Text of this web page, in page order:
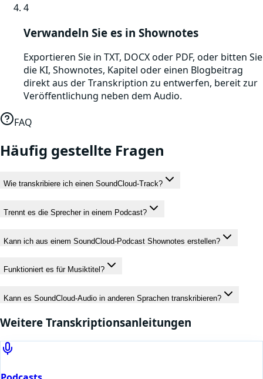
4
Verwandeln Sie es in Shownotes
Exportieren Sie in TXT, DOCX oder PDF, oder bitten Sie
die KI, Shownotes, Kapitel oder einen Blogbeitrag
direkt aus der Transkription zu entwerfen, bereit zur
Veröffentlichung neben dem Audio.
FAQ
Häufig gestellte Fragen
Wie transkribiere ich einen SoundCloud-Track?
Trennt es die Sprecher in einem Podcast?
Kann ich aus einem SoundCloud-Podcast Shownotes erstellen?
Funktioniert es für Musiktitel?
Kann es SoundCloud-Audio in anderen Sprachen transkribieren?
Weitere Transkriptionsanleitungen